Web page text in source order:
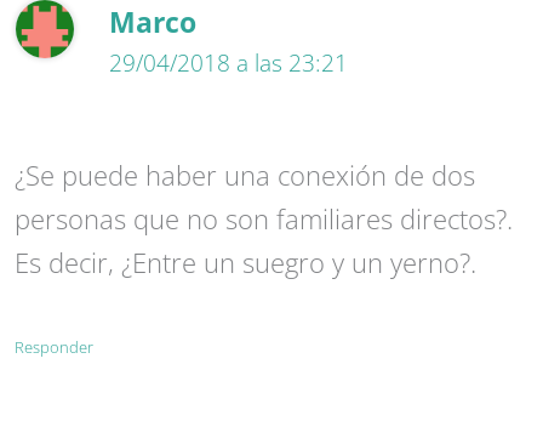
Marco
29/04/2018 a las 23:21
¿Se puede haber una conexión de dos
personas que no son familiares directos?.
Es decir, ¿Entre un suegro y un yerno?.
Responder